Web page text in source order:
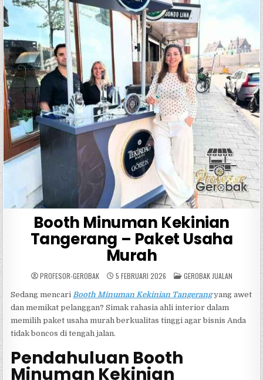
Booth Minuman Kekinian
Tangerang – Paket Usaha
Murah
PROFESOR-GEROBAK 5 FEBRUARI 2026 POSTED
IN
GEROBAK JUALAN
Sedang mencariBooth Minuman Kekinian Tangerangyang awet
dan memikat pelanggan? Simak rahasia ahli interior dalam
memilih paket usaha murah berkualitas tinggi agar bisnis Anda
tidak boncos di tengah jalan.
Pendahuluan Booth
Minuman Kekinian